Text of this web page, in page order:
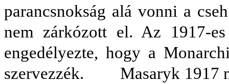
parancsnokság alá vonni a
nem zárkózott el. Az 1917-
engedélyezte, hogy a
szervezzék. Masaryk 1917